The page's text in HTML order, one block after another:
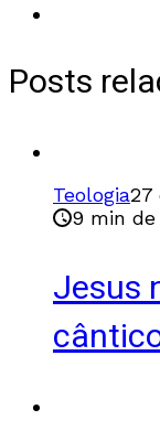
Posts
Teologia27
9 min
Jesus